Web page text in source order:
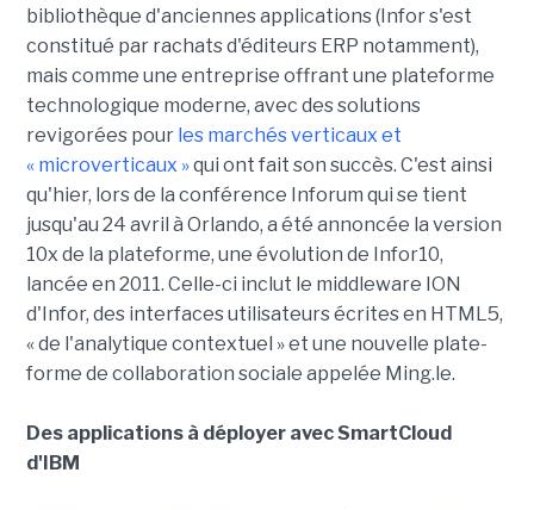
bibliothèque d'anciennes applications (Infor s'est
constitué par rachats d'éditeurs ERP notamment),
mais comme une entreprise offrant une plateforme
technologique moderne, avec des solutions
revigorées pour les marchés verticaux et
« microverticaux »qui ont fait son succès. C'est ainsi
qu'hier, lors de la conférence Inforum qui se tient
jusqu'au 24 avril à Orlando, a été annoncée la version
10x de la plateforme, une évolution de Infor10,
lancée en 2011. Celle-ci inclut le middleware ION
d'Infor, des interfaces utilisateurs écrites en HTML5,
« de l'analytique contextuel » et une nouvelle plate-
forme de collaboration sociale appelée Ming.le.
Des applications à déployer avec SmartCloud
d'IBM